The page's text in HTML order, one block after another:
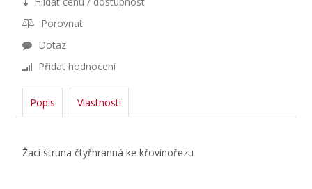
Porovnat
Dotaz
Přidat hodnocení
Popis Vlastnosti
Žací struna čtyřhranná ke křovinořezu